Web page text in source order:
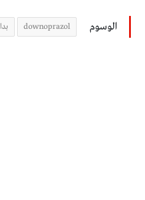
الوسوم downoprazol